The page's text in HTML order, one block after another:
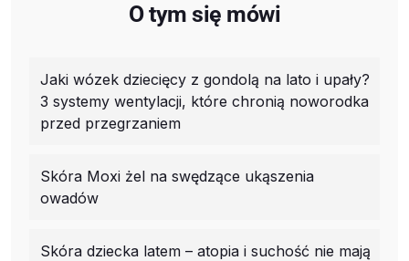
O tym się mówi
Jaki wózek dziecięcy z gondolą na lato i upały?
3 systemy wentylacji, które chronią noworodka
przed przegrzaniem
Skóra Moxi żel na swędzące ukąszenia
owadów
Skóra dziecka latem – atopia i suchość nie mają